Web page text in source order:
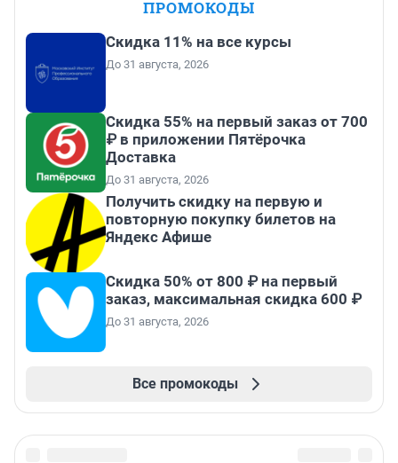
ПРОМОКОДЫ
Скидка 11% на все курсы
До 31 августа, 2026
Скидка 55% на первый заказ от 700
₽ в приложении Пятёрочка
Доставка
До 31 августа, 2026
Получить скидку на первую и
повторную покупку билетов на
Яндекс Афише
Скидка 50% от 800 ₽ на первый
заказ, максимальная скидка 600 ₽
До 31 августа, 2026
Все промокоды